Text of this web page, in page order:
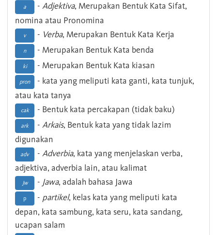
a - Adjektiva, Merupakan Bentuk Kata Sifat,
nomina atau Pronomina
v - Verba, Merupakan Bentuk Kata Kerja
n - Merupakan Bentuk Kata benda
ki - Merupakan Bentuk Kata kiasan
pron
- kata yang meliputi kata ganti, kata tunjuk,
atau kata tanya
cak - Bentuk kata percakapan (tidak baku)
ark - Arkais, Bentuk kata yang tidak lazim
digunakan
adv - Adverbia, kata yang menjelaskan verba,
adjektiva, adverbia lain, atau kalimat
Jw - Jawa, adalah bahasa Jawa
p - partikel, kelas kata yang meliputi kata
depan, kata sambung, kata seru, kata sandang,
ucapan salam